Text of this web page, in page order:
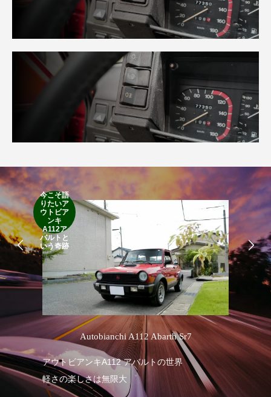
今こそ語
りたいア
ウトビア
ンキ
A112ア
バルトと
いう奇跡
Autobianchi A112 Abarth Sr7
アウトビアンキA112 アバルトの世界
軽さの楽しさは無限大